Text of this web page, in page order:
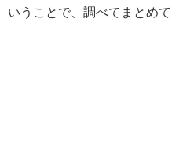
いうことで、調べてまとめ